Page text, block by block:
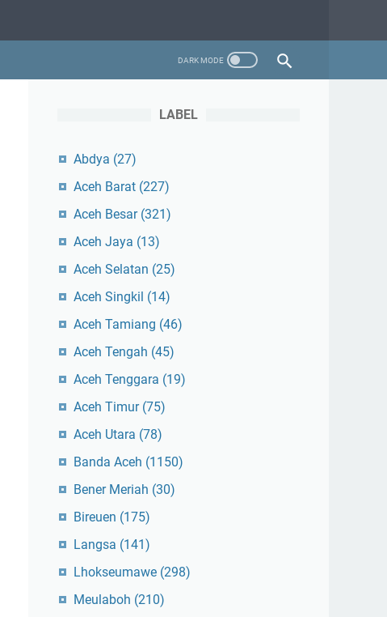
LABEL
Abdya (27)
Aceh Barat (227)
Aceh Besar (321)
Aceh Jaya (13)
Aceh Selatan (25)
Aceh Singkil (14)
Aceh Tamiang (46)
Aceh Tengah (45)
Aceh Tenggara (19)
Aceh Timur (75)
Aceh Utara (78)
Banda Aceh (1150)
Bener Meriah (30)
Bireuen (175)
Langsa (141)
Lhokseumawe (298)
Meulaboh (210)